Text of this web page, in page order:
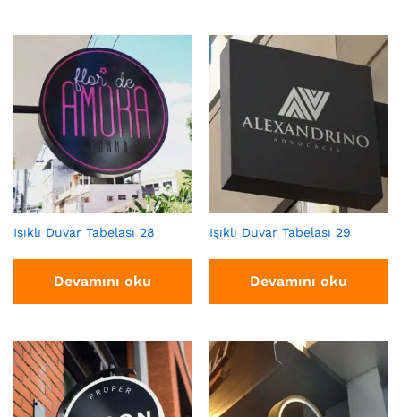
Işıklı Duvar Tabelası 28
Devamını oku
Işıklı Duvar Tabelası 29
Devamını oku